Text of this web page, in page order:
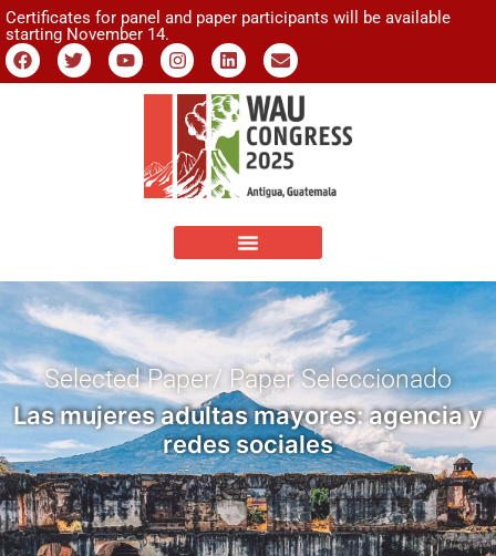
Certificates for panel and paper participants will be available
starting November 14.
Selected Paper/ Paper Seleccionado
Las mujeres adultas mayores: agencia y
redes sociales